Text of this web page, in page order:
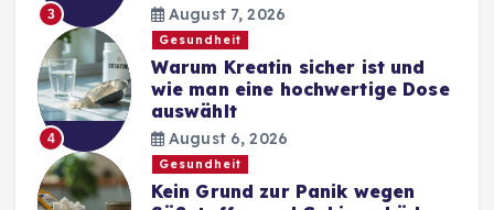
3 August 7, 2026
4
Gesundheit
Warum Kreatin sicher ist und
wie man eine hochwertige Dose
auswählt
August 6, 2026
Gesundheit
Kein Grund zur Panik wegen